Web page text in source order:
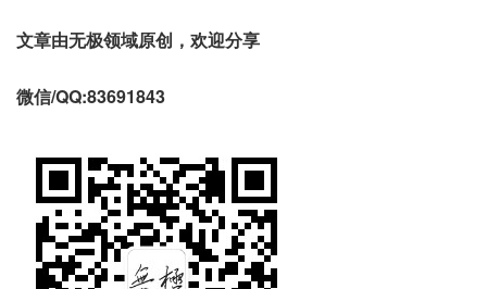
文章由无极领域原创，欢迎分享
微信/QQ:83691843